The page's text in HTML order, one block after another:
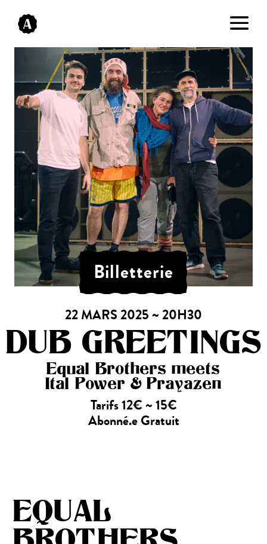
Billetterie
22 MARS 2025 ~ 20H30
DUB GREETINGS
Equal Brothers meets
Ital Power & Prayazen
Tarifs 12€ ~ 15€
Abonné.e Gratuit
EQUAL